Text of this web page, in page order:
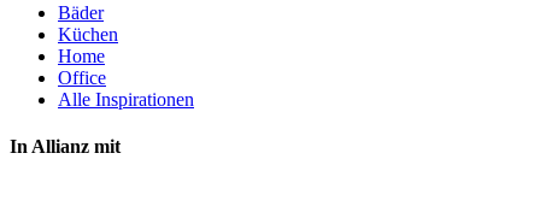
Bäder
Küchen
Home
Office
Alle Inspirationen
In Allianz mit